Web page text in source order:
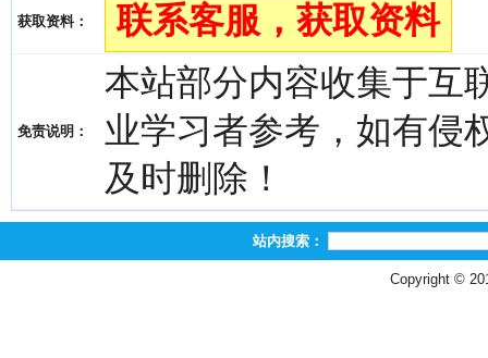
获取资料： 联系客服，获取资料
免责说明：
本站部分内容收集于互
业学习者参考，如有侵
及时删除！
站内搜索：
Copyright ©